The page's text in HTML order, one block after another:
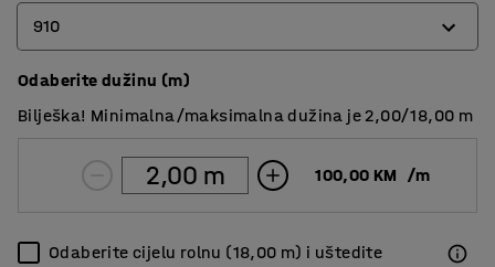
910
610
910
Odaberite dužinu (m)
Bilješka! Minimalna/maksimalna dužina je 2,00/18,00 m
100,00 KM /m
Odaberite cijelu rolnu (18,00 m) i uštedite